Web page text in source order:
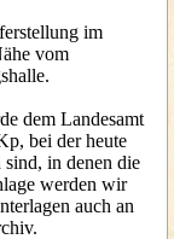
im
vom
dem Landesamt
bei der heute
in denen die
werden wir
auch an